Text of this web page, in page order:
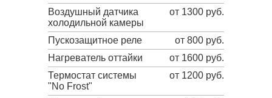
Воздушный датчика
холодильной камеры
от 1300 руб.
Пускозащитное реле
от 800 руб.
Нагреватель оттайки
от 1600 руб.
Термостат системы
"No Frost"
от 1200 руб.